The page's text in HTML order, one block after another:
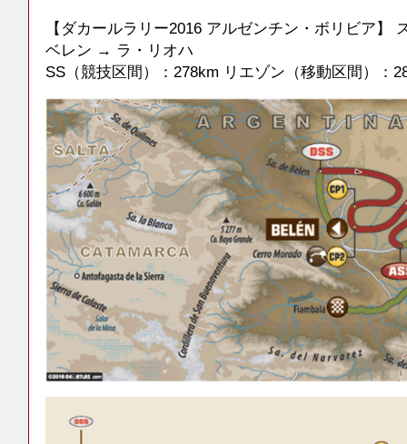
【ダカールラリー2016 アルゼンチン・ボリビア】
ベレン → ラ・リオハ
SS（競技区間）：278km リエゾン（移動区間）：